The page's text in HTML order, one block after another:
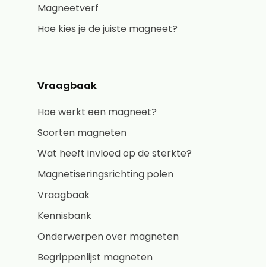
Magneetverf
Hoe kies je de juiste magneet?
Vraagbaak
Hoe werkt een magneet?
Soorten magneten
Wat heeft invloed op de sterkte?
Magnetiseringsrichting polen
Vraagbaak
Kennisbank
Onderwerpen over magneten
Begrippenlijst magneten